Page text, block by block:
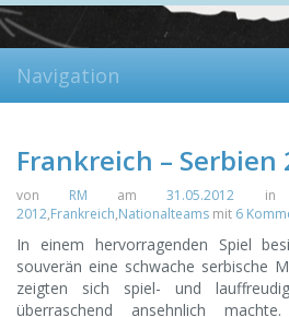
Navigation
Frankreich – Serbien
von RM am31.05.2012 in
2012,Frankreich,Nationalteams mit 6
In einem hervorragenden Spiel
souverän eine schwache serbische
zeigten sich spiel- und
überraschend ansehnlich